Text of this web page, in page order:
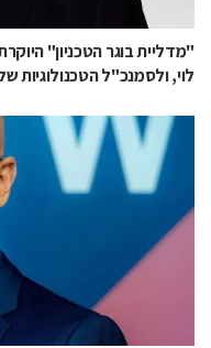
"מדליית בוגר הטכניון"
לוי, ולסמנכ"ל הטכנולוגיות